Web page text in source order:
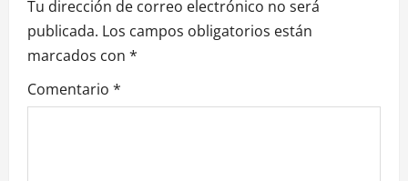
i
ó
n
Tu dirección de correo electrónico no será
publicada. Los campos obligatorios están
marcados con *
Comentario *